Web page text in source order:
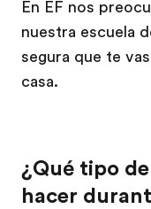
En EF nos
nuestra escuela
segura que te
casa.
¿Qué tipo
hacer